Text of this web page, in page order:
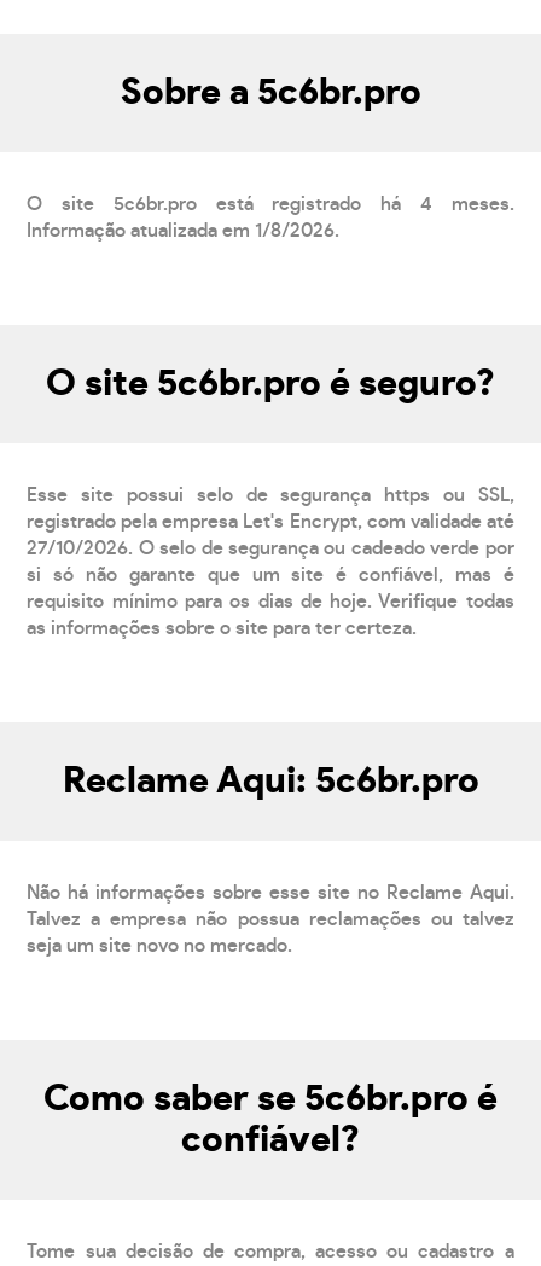
Sobre a 5c6br.pro
O site 5c6br.pro está registrado há 4 meses.
Informação atualizada em 1/8/2026.
O site 5c6br.pro é seguro?
Esse site possui selo de segurança https ou SSL,
registrado pela empresa Let's Encrypt, com validade até
27/10/2026. O selo de segurança ou cadeado verde por
si só não garante que um site é confiável, mas é
requisito mínimo para os dias de hoje. Verifique todas
as informações sobre o site para ter certeza.
Reclame Aqui: 5c6br.pro
Não há informações sobre esse site no Reclame Aqui.
Talvez a empresa não possua reclamações ou talvez
seja um site novo no mercado.
Como saber se 5c6br.pro é
confiável?
Tome sua decisão de compra, acesso ou cadastro a